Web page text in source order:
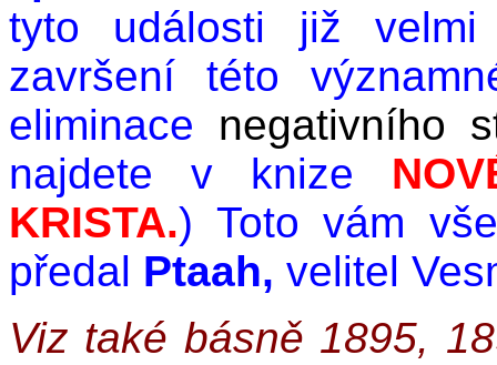
tyto události již
završení této
eliminace negativního
najdete v knize
KRISTA.) Toto vám
předal Ptaah, velitel
Viz také básně 1895,